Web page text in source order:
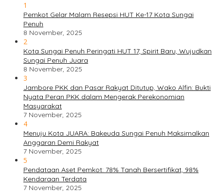
1
Pemkot Gelar Malam Resepsi HUT Ke-17 Kota Sungai
Penuh
8 November, 2025
2
Kota Sungai Penuh Peringati HUT 17, Spirit Baru, Wujudkan
Sungai Penuh Juara
8 November, 2025
3
Jambore PKK dan Pasar Rakyat Ditutup, Wako Alfin: Bukti
Nyata Peran PKK dalam Mengerak Perekonomian
Masyarakat
7 November, 2025
4
Menuju Kota JUARA: Bakeuda Sungai Penuh Maksimalkan
Anggaran Demi Rakyat
7 November, 2025
5
Pendataan Aset Pemkot: 78% Tanah Bersertifikat, 98%
Kendaraan Terdata
7 November, 2025